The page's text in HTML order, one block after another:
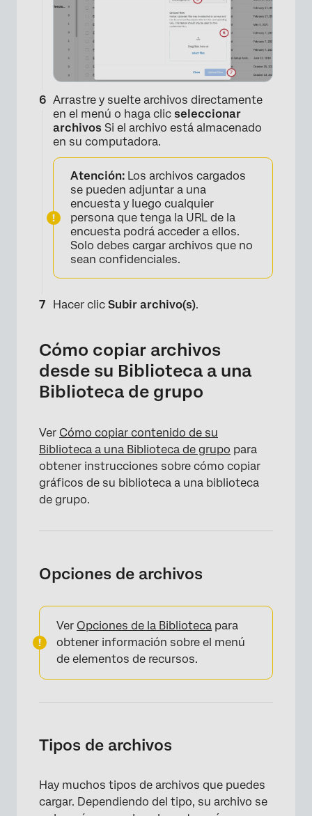
Arrastre y suelte archivos directamente
en el menú o haga clic seleccionar
archivos Si el archivo está almacenado
en su computadora.
Atención: Los archivos cargados
se pueden adjuntar a una
encuesta y luego cualquier
persona que tenga la URL de la
encuesta podrá acceder a ellos.
Solo debes cargar archivos que no
sean confidenciales.
Hacer clic Subir archivo(s).
Cómo copiar archivos
desde su Biblioteca a una
Biblioteca de grupo
Ver Cómo copiar contenido de su
Biblioteca a una Biblioteca de grupo para
obtener instrucciones sobre cómo copiar
gráficos de su biblioteca a una biblioteca
de grupo.
Opciones de archivos
Ver Opciones de la Biblioteca para
obtener información sobre el menú
de elementos de recursos.
Tipos de archivos
Hay muchos tipos de archivos que puedes
cargar. Dependiendo del tipo, su archivo se